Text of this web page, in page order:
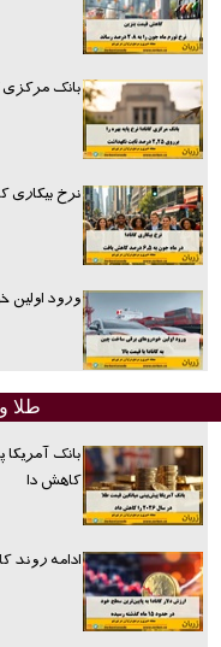
بانک مرکزی
نرخ بیکاری کانادا
ورود اولین
طلا
کاهش دا
ادامه روند